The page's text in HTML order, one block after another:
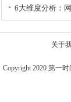
6大维度分析：
关于
Copyright 2020 第一时